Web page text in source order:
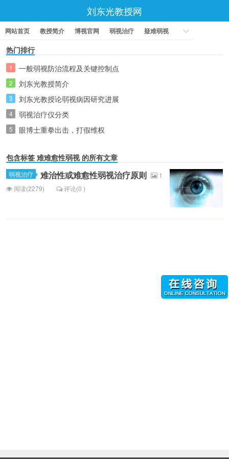
刘东光教授网
网站首页 教授简介 博视官网 弱视治疗 疑难弱视
热门排行
1 一般弱视防治流程及关键控制点
2 刘东光教授简介
3 刘东光教授论弱视病因研究进展
4 弱视治疗仪分类
5 眼博士重拳出击，打假维权
包含标签 难难愈性弱视的所有文章
弱视治疗 难治性或难愈性弱视治疗原则
1
阅读(2279)
评论(0 )